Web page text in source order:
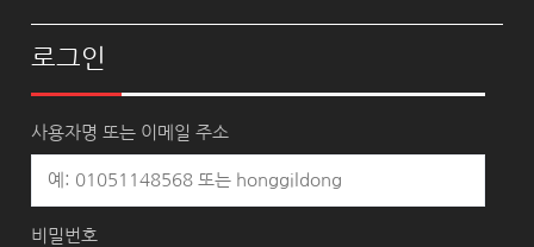
로그인
사용자명 또는 이메일 주소
비밀번호